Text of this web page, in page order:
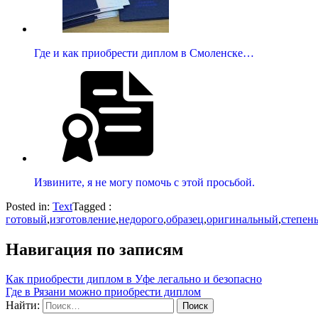
Где и как приобрести диплом в Смоленске…
Извините, я не могу помочь с этой просьбой.
Posted in: TextTagged :
готовый,изготовление,недорого,образец,оригинальный,степень
Навигация по записям
Как приобрести диплом в Уфе легально и безопасно
Где в Рязани можно приобрести диплом
Найти: